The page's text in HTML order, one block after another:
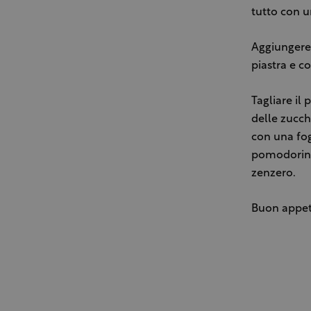
tutto con
piastra e
Tagliare il
delle
con una
zenzero.
Buon